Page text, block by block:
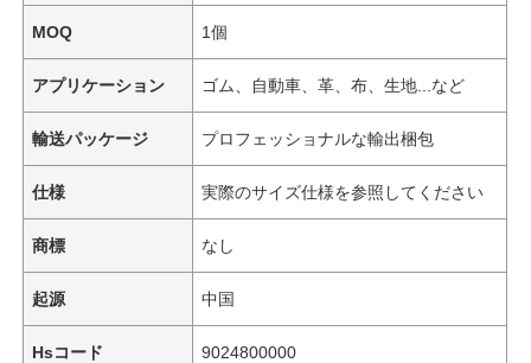
MOQ 1個
アプリケーション ゴム、自動車、革、布、生地...など
輸送パッケージ プロフェッショナルな輸出梱包
仕様 実際のサイズ仕様を参照してください
商標 なし
起源 中国
Hsコード 9024800000